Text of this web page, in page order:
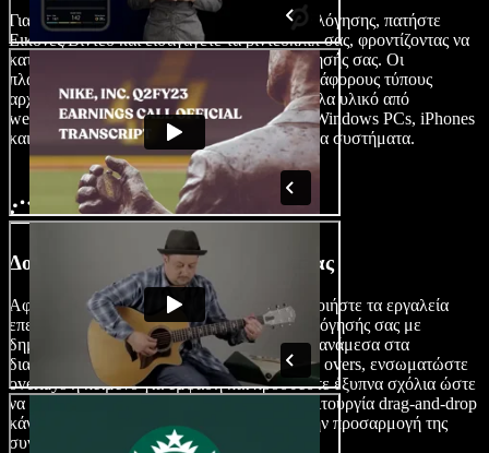
Για να ξεκινήσετε τη δημιουργία βίντεο αξιολόγησης, πατήστε
Εικόνες/Βίντεο και εισαγάγετε τα βιντεοκλίπ σας, φροντίζοντας να
καταγράψετε κάθε λεπτομέρεια της αξιολόγησής σας. Οι
πλατφόρμες αυτές υποστηρίζουν συνήθως διάφορους τύπους
αρχείων, επιτρέποντάς σας να εισάγετε εύκολα υλικό από
webcams, screen recorders, Android, Macs, Windows PCs, iPhones
και άλλες συσκευές iOS, καθώς και από άλλα συστήματα.
Δομήστε το Βίντεο Αξιολόγησής σας
Αφού εισαγάγετε τα στοιχεία σας, χρησιμοποιήστε τα εργαλεία
επεξεργασίας για να στήσετε το βίντεο αξιολόγησής σας με
δημιουργικό τρόπο. Προσθέστε μεταβάσεις ανάμεσα στα
διαφορετικά τμήματα, χρησιμοποιήστε voice overs, ενσωματώστε
overlays ή κείμενο για έμφαση και προσθέστε έξυπνα σχόλια ώστε
να βελτιώσετε την εμπειρία του θεατή. Η λειτουργία drag-and-drop
κάνει παιχνίδι την οργάνωση των clips και την προσαρμογή της
συνολικής εμφάνισης του βίντεό σας.